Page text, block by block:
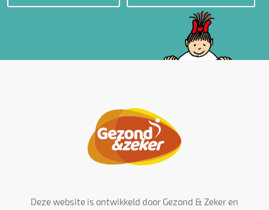
Deze website is ontwikkeld door Gezond & Zeker en